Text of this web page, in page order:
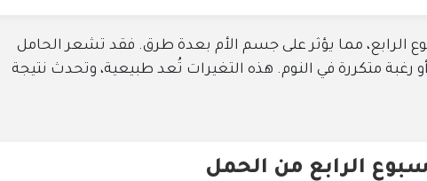
الرابع، مما يؤثر على جسم الأم بعدة طرق. فقد تشعر الحامل
رغبة متكررة في النوم. هذه التغيرات تُعد طبيعية، وتحدث نتيجة
الرابع من الحمل